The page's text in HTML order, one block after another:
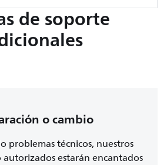
de soporte
o cambio
problemas técnicos, nuestros
autorizados estarán encantados